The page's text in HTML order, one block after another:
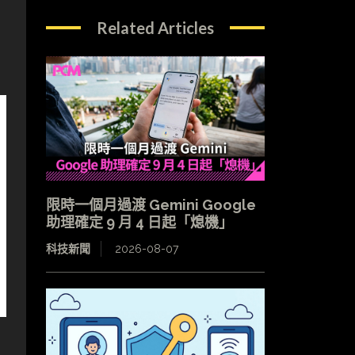
Related Articles
限時一個月過渡 Gemini Google
助理確定 9 月 4 日起「熄機」
科技新聞 2026-08-07